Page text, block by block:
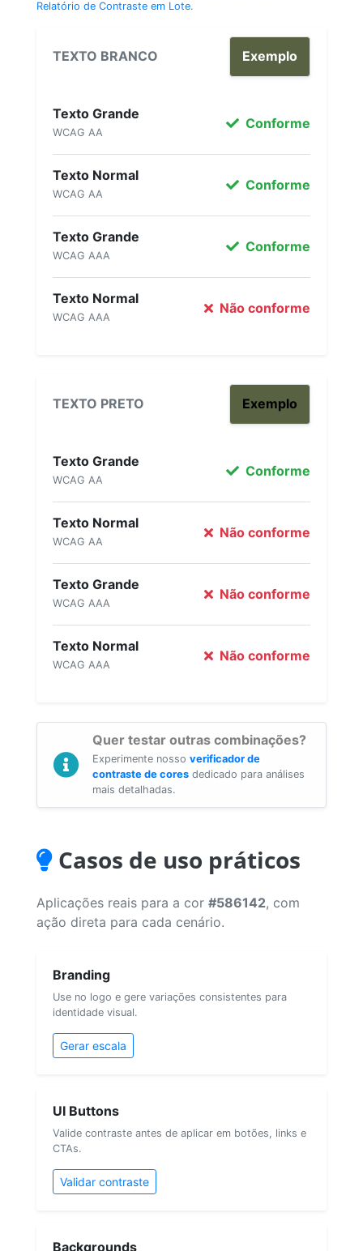
Relatório de Contraste em Lote.
TEXTO BRANCO Exemplo
Texto Grande
WCAG AA
Conforme
Texto Normal
WCAG AA
Conforme
Texto Grande
WCAG AAA
Conforme
Texto Normal
WCAG AAA
Não conforme
TEXTO PRETO Exemplo
Texto Grande
WCAG AA
Conforme
Texto Normal
WCAG AA
Não conforme
Texto Grande
WCAG AAA
Não conforme
Texto Normal
WCAG AAA
Não conforme
Quer testar outras combinações?
Experimente nosso verificador de
contraste de cores dedicado para análises
mais detalhadas.
Casos de uso práticos
Aplicações reais para a cor #586142, com
ação direta para cada cenário.
Branding
Use no logo e gere variações consistentes para
identidade visual.
Gerar escala
UI Buttons
Valide contraste antes de aplicar em botões, links e
CTAs.
Validar contraste
Backgrounds